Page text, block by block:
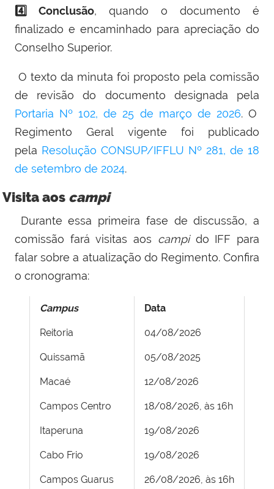
4️⃣ Conclusão, quando o documento é
finalizado e encaminhado para apreciação do
Conselho Superior.
O texto da minuta foi proposto pela comissão
de revisão do documento designada pela
Portaria Nº 102, de 25 de março de 2026. O
Regimento Geral vigente foi publicado
pela Resolução CONSUP/IFFLU Nº 281, de 18
de setembro de 2024.
Visita aos campi
Durante essa primeira fase de discussão, a
comissão fará visitas aos campido IFF para
falar sobre a atualização do Regimento. Confira
o cronograma:
Campus Data
Reitoria 04/08/2026
Quissamã 05/08/2025
Macaé 12/08/2026
Campos Centro 18/08/2026, às 16h
Itaperuna 19/08/2026
Cabo Frio 19/08/2026
Campos Guarus 26/08/2026, às 16h